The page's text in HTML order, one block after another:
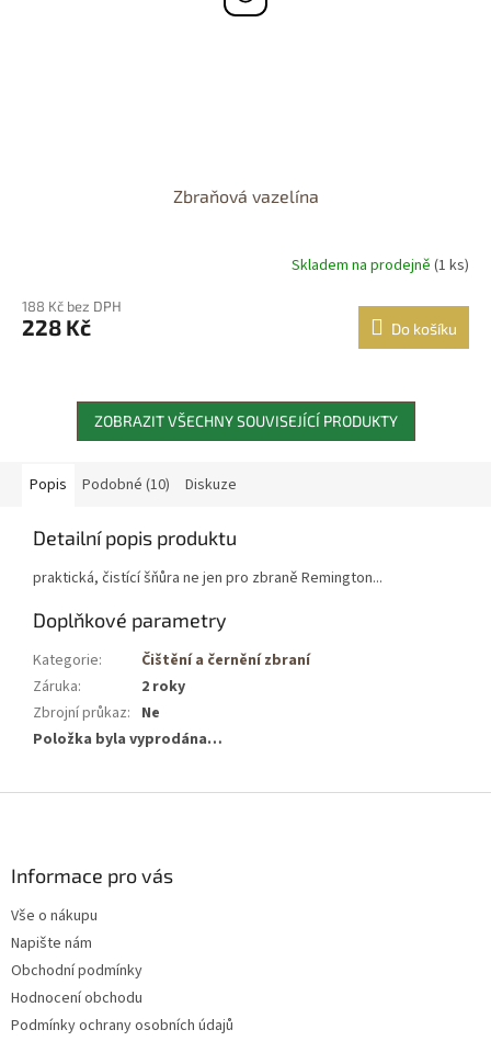
Zbraňová vazelína
Skladem na prodejně (1 ks)
188 Kč bez DPH
228 Kč Do košíku
ZOBRAZIT VŠECHNY SOUVISEJÍCÍ PRODUKTY
Popis Podobné (10) Diskuze
Detailní popis produktu
praktická, čistící šňůra ne jen pro zbraně Remington...
Doplňkové parametry
Kategorie:
Čištění a černění zbraní
Záruka:
2 roky
Zbrojní průkaz: Ne
Položka byla vyprodána…
Informace pro vás
Vše o nákupu
Napište nám
Obchodní podmínky
Hodnocení obchodu
Podmínky ochrany osobních údajů